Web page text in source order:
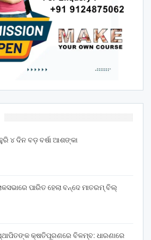
୪ ଦିନ ବଡ଼ ବର୍ଷା ଆଶଙ୍କା
ପାରିତ ହେଲା ବନ୍ଦେ ମାତରମ୍‌ ବିଲ୍‌
କ୍ଷତିପୂରଣରେ ବିଳମ୍ବ: ଧାରଣାରେ